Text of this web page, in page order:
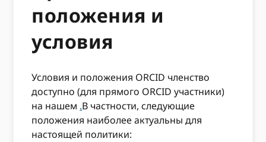
положения и
условия
Условия и положения ORCID членство
доступно (для прямого ORCID участники)
на нашем .В частности, следующие
положения наиболее актуальны для
настоящей политики: